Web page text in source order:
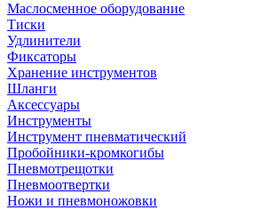
Маслосменное оборудование
Тиски
Удлинители
Фиксаторы
Хранение инструментов
Шланги
Аксессуары
Инструменты
Инструмент пневматический
Пробойники-кромкогибы
Пневмотрещотки
Пневмоотвертки
Ножи и пневмоножовки